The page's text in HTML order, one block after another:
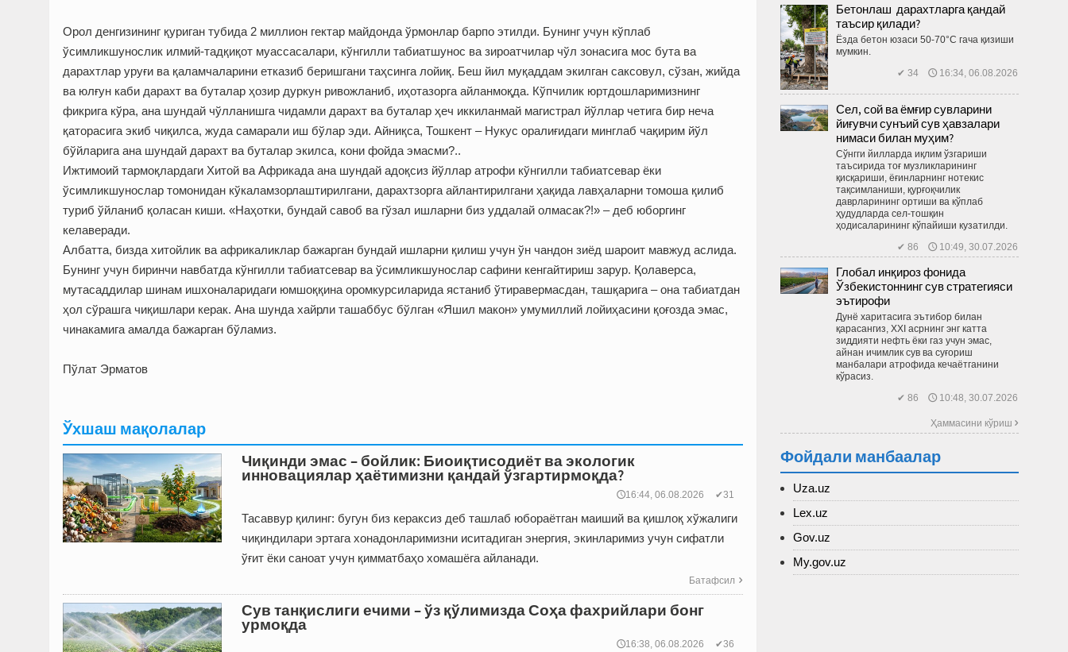
Орол денгизининг қуриган тубида 2 миллион гектар майдонда ўрмонлар барпо этилди. Бунинг учун кўплаб
ўсимликшунослик илмий-тадқиқот муассасалари, кўнгилли табиатшунос ва зироатчилар чўл зонасига мос бута ва
дарахтлар уруғи ва қаламчаларини етказиб беришгани таҳсинга лойиқ. Беш йил муқаддам экилган саксовул, сўзан, жийда
ва юлғун каби дарахт ва буталар ҳозир дуркун ривожланиб, иҳотазорга айланмоқда. Кўпчилик юртдошларимизнинг
фикрига кўра, ана шундай чўлланишга чидамли дарахт ва буталар ҳеч иккиланмай магистрал йўллар четига бир неча
қаторасига экиб чиқилса, жуда самарали иш бўлар эди. Айниқса, Тошкент – Нукус оралиғидаги минглаб чақирим йўл
бўйларига ана шундай дарахт ва буталар экилса, кони фойда эмасми?..
Ижтимоий тармоқлардаги Хитой ва Африкада ана шундай адоқсиз йўллар атрофи кўнгилли табиатсевар ёки
ўсимликшунослар томонидан кўкаламзорлаштирилгани, дарахтзорга айлантирилгани ҳақида лавҳаларни томоша қилиб
туриб ўйланиб қоласан киши. «Наҳотки, бундай савоб ва гўзал ишларни биз уддалай олмасак?!» – деб юборгинг
келаверади.
Албатта, бизда хитойлик ва африкаликлар бажарган бундай ишларни қилиш учун ўн чандон зиёд шароит мавжуд аслида.
Бунинг учун биринчи навбатда кўнгилли табиатсевар ва ўсимликшунослар сафини кенгайтириш зарур. Қолаверса,
мутасаддилар шинам ишхоналаридаги юмшоққина оромкурсиларида ястаниб ўтиравермасдан, ташқарига – она табиатдан
ҳол сўрашга чиқишлари керак. Ана шунда хайрли ташаббус бўлган «Яшил макон» умумиллий лойиҳасини қоғозда эмас,
чинакамига амалда бажарган бўламиз.
Пўлат Эрматов
Ўхшаш мақолалар
Чиқинди эмас – бойлик: Биоиқтисодиёт ва экологик
инновациялар ҳаётимизни қандай ўзгартирмоқда?
🕔16:44, 06.08.2026 ✔31
Тасаввур қилинг: бугун биз кераксиз деб ташлаб юбораётган маиший ва қиш­лоқ хўжалиги
чиқиндилари эртага хонадонларимизни иситадиган энергия, экинларимиз учун сифатли
ўғит ёки саноат учун қимматбаҳо хомашёга айланади.
Батафсил 
Сув танқислиги ечими – ўз қўлимизда Соҳа фахрийлари бонг
урмоқда
🕔16:38, 06.08.2026 ✔36
Бетонлаш дарахтларга қандай
таъсир қилади?
Ёзда бетон юзаси 50-70°C гача қизиши
мумкин.
✔ 34 🕔 16:34, 06.08.2026
Сел, сой ва ёмғир сувларини
йиғувчи сунъий сув ҳавзалари
нимаси билан муҳим?
Сўнгги йилларда иқлим ўзгариши
таъсирида тоғ музликларининг
қисқариши, ёғинларнинг нотекис
тақсимланиши, қурғоқчилик
даврларининг ортиши ва кўплаб
ҳудудларда сел-тош­қин
ҳодисаларининг кўпайиши кузатилди.
✔ 86 🕔 10:49, 30.07.2026
Глобал инқироз фонида
Ўзбекистоннинг сув стратегияси
эътирофи
Дунё харитасига эътибор билан
қарасангиз, XXI асрнинг энг катта
зиддияти нефть ёки газ учун эмас,
айнан ичимлик сув ва суғориш
манбалари атрофида кечаётганини
кўрасиз.
✔ 86 🕔 10:48, 30.07.2026
Ҳаммасини кўриш 
Фойдали манбаалар
Uza.uz
Lex.uz
Gov.uz
My.gov.uz